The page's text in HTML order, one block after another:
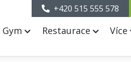
Gym Restaurace Více
+420 515 555 578